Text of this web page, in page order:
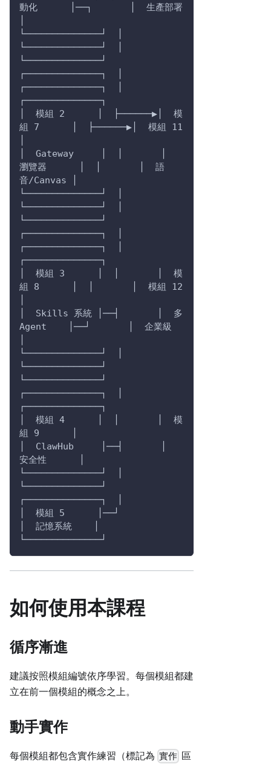
動化      │──┐       │  生產部署
└──────────────┘  │
└──────────────┘  │
└──────────────┘
┌──────────────┐  │
┌──────────────┐  │
┌──────────────┐
│  模組 2      │  ├──────▶│  模
組 7      │  ├──────▶│  模組 11
│  Gateway     │  │       │
瀏覽器      │  │       │  語
音/Canvas │
└──────────────┘  │
└──────────────┘  │
└──────────────┘
┌──────────────┐  │
┌──────────────┐  │
┌──────────────┐
│  模組 3      │  │       │  模
組 8      │  │       │  模組 12
│  Skills 系統 │──┤       │  多
Agent    │──┘       │  企業級
└──────────────┘  │
└──────────────┘
└──────────────┘
┌──────────────┐  │
┌──────────────┐
│  模組 4      │  │       │  模
組 9      │
│  ClawHub     │──┤       │
安全性      │
└──────────────┘  │
└──────────────┘
┌──────────────┐  │
│  模組 5      │──┘
│  記憶系統    │
└──────────────┘
如何使用本課程
循序漸進
建議按照模組編號依序學習。每個模組都建
立在前一個模組的概念之上。
動手實作
每個模組都包含實作練習（標記為 實作 區